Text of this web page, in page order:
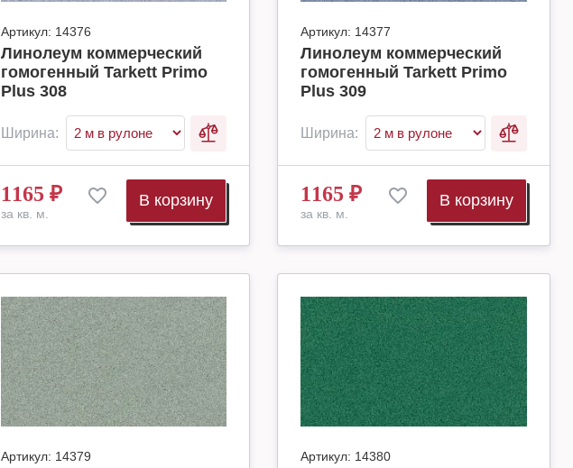
Артикул: 14376
Линолеум коммерческий
гомогенный Tarkett Primo
Plus 308
Ширина:
1165 ₽
за кв. м.
В корзину
Артикул: 14377
Линолеум коммерческий
гомогенный Tarkett Primo
Plus 309
Ширина:
1165 ₽
за кв. м.
В корзину
Артикул: 14379 Артикул: 14380